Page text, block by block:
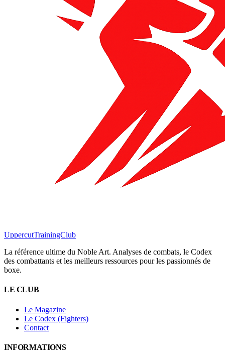
UppercutTrainingClub
La référence ultime du Noble Art. Analyses de combats, le Codex
des combattants et les meilleurs ressources pour les passionnés de
boxe.
LE CLUB
Le Magazine
Le Codex (Fighters)
Contact
INFORMATIONS